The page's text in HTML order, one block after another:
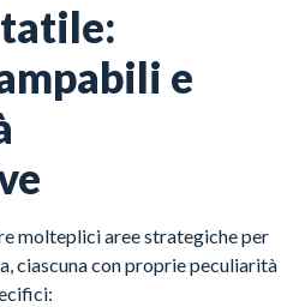
e
molteplici aree strategiche per
ciascuna con proprie peculiarità